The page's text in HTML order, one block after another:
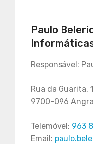
Paulo
Responsável:
Rua da Guarita,
9700-096
Telemóvel: 963
Email: